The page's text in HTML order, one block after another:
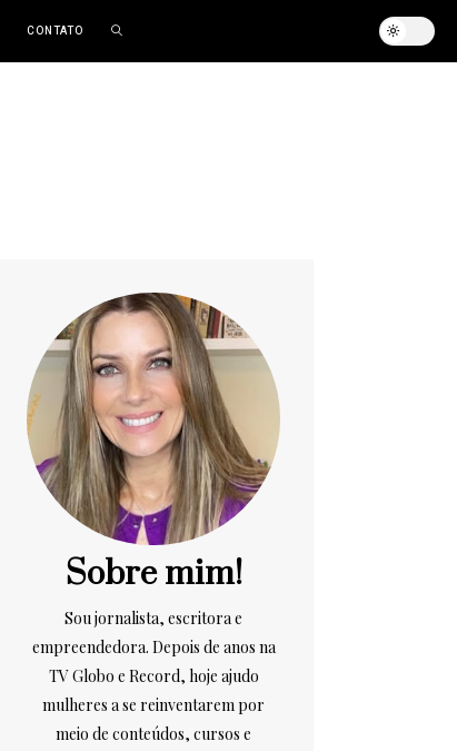
CONTATO
Sobre mim!
Sou jornalista, escritora e
empreendedora. Depois de anos na
TV Globo e Record, hoje ajudo
mulheres a se reinventarem por
meio de conteúdos, cursos e